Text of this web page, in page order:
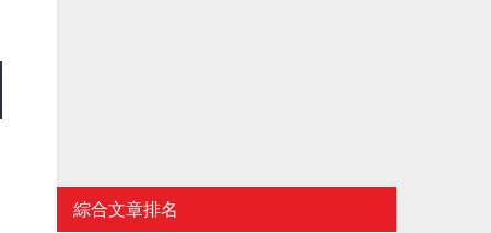
綜合文章排名